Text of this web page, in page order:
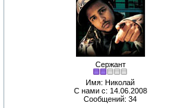
Сержант
Имя: Николай
С нами с: 14.06.2008
Сообщений: 34